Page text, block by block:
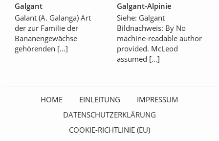
Galgant
Galant (A. Galanga) Art
der zur Familie der
Bananengewächse
gehörenden […]
Galgant-Alpinie
Siehe: Galgant
Bildnachweis: By No
machine-readable author
provided. McLeod
assumed […]
HOME EINLEITUNG
IMPRESSUM
DATENSCHUTZERKLÄRUNG
COOKIE-RICHTLINIE (EU)